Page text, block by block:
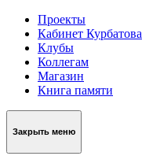
Проекты
Кабинет Курбатова
Клубы
Коллегам
Магазин
Книга памяти
Закрыть меню